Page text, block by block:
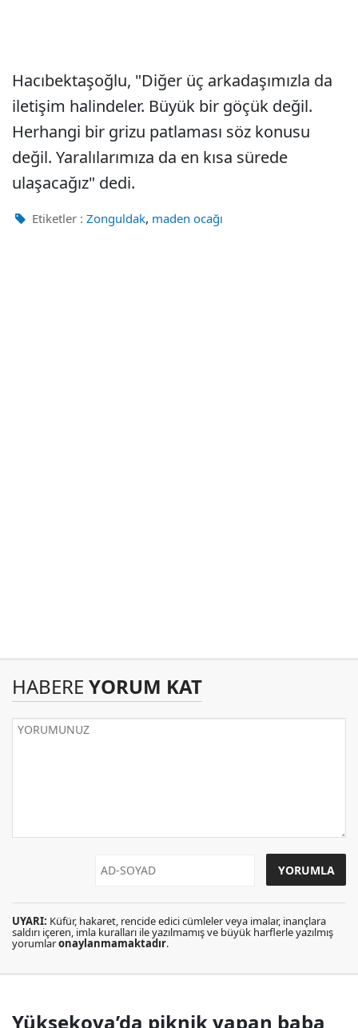
Hacıbektaşoğlu, "Diğer üç arkadaşımızla da
iletişim halindeler. Büyük bir göçük değil.
Herhangi bir grizu patlaması söz konusu
değil. Yaralılarımıza da en kısa sürede
ulaşacağız" dedi.
Etiketler : Zonguldak, maden ocağı
HABERE YORUM KAT
UYARI: Küfür, hakaret, rencide edici cümleler veya imalar, inançlara
saldırı içeren, imla kuralları ile yazılmamış ve büyük harflerle yazılmış
yorumlaronaylanmamaktadır.
Yüksekova’da piknik yapan baba